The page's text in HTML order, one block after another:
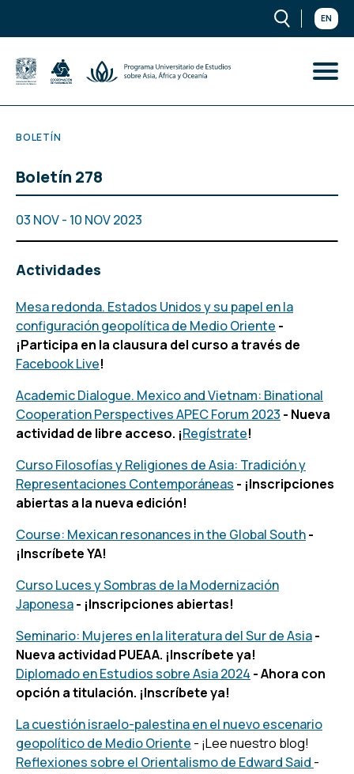
EN
BOLETÍN
Boletín 278
03 NOV - 10 NOV 2023
Actividades
Mesa redonda. Estados Unidos y su papel en la
configuración geopolítica de Medio Oriente -
¡Participa en la clausura del curso a través de
Facebook Live!
Academic Dialogue. Mexico and Vietnam: Binational
Cooperation Perspectives APEC Forum 2023 - Nueva
actividad de libre acceso. ¡Regístrate!
Curso Filosofías y Religiones de Asia: Tradición y
Representaciones Contemporáneas - ¡Inscripciones
abiertas a la nueva edición!
Course: Mexican resonances in the Global South-
¡Inscríbete YA!
Curso Luces y Sombras de la Modernización
Japonesa- ¡Inscripciones abiertas!
Seminario: Mujeres en la literatura del Sur de Asia-
Nueva actividad PUEAA. ¡Inscríbete ya!
Diplomado en Estudios sobre Asia 2024 - Ahora con
opción a titulación. ¡Inscríbete ya!
La cuestión israelo-palestina en el nuevo escenario
geopolítico de Medio Oriente - ¡Lee nuestro blog!
Reflexiones sobre el Orientalismo de Edward Said -